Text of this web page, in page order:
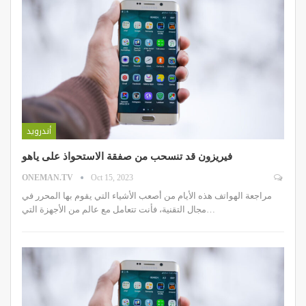
أندرويد
فيريزون قد تنسحب من صفقة الاستحواذ على ياهو
ONEMAN.TV Oct 15, 2023
مراجعة الهواتف هذه الأيام من أصعب الأشياء التي يقوم بها المحرر في
مجال التقنية، فأنت تتعامل مع عالم من الأجهزة التي…